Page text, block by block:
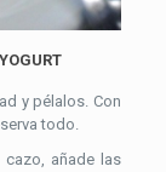
y pélalos. Con
todo.
cazo, añade las